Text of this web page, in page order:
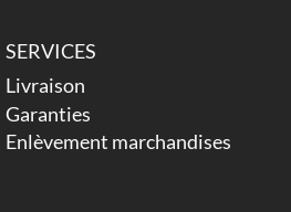
SERVICES
Livraison
Garanties
Enlèvement marchandises